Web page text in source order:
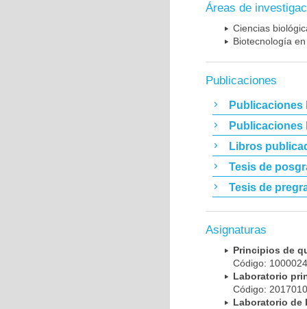
Áreas de
Ciencias
Biotecnología
Publicaciones
Publicaciones
Publicaciones
Libros
Tesis de
Tesis de
Asignaturas
Principios de
Código:
Laboratorio
Código:
Laboratorio de